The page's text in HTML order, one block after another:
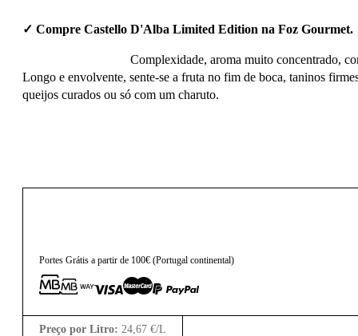
✓ Compre Castello D'Alba Limited Edition na Foz Gourmet.
Complexidade, aroma muito concentrado,
Longo e envolvente, sente-se a fruta no fim de boca, taninos
queijos curados ou só com um charuto.
Portes Grátis a partir de 100€ (Portugal continental)
Preço por Litro: 24,67 €/L